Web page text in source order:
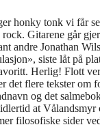
honky tonk vi får
rock. Gitarene går
andre Jonathan
siste låt på
Herlig! Flott
det flere tekster om
og det
at Vålandsmyr
filosofiske sider